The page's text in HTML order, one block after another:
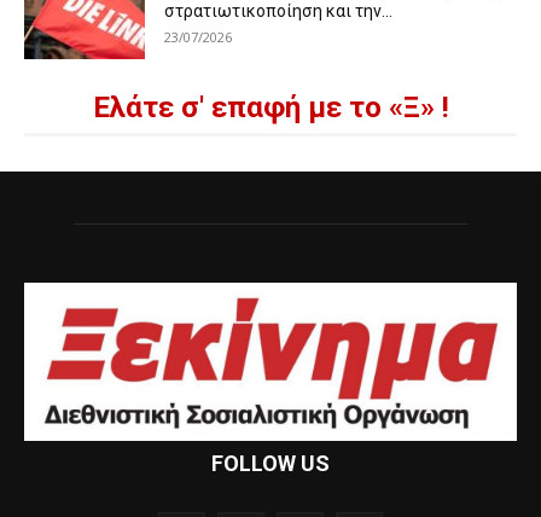
στρατιωτικοποίηση και την...
23/07/2026
Ελάτε σ' επαφή με το «Ξ» !
FOLLOW US